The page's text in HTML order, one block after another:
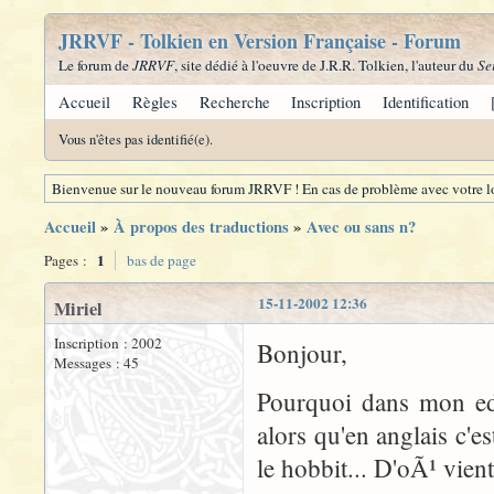
JRRVF - Tolkien en Version Française - Forum
Le forum deJRRVF, site dédié à l'oeuvre de J.R.R. Tolkien, l'auteur du
Accueil Règles Recherche Inscription Identification
Vous n'êtes pas identifié(e).
Bienvenue sur le nouveau forum JRRVF ! En cas de problème avec
Accueil» À propos des traductions» Avec ou sans n?
Pages : 1 bas de page
15-11-2002 12:36
Miriel
Inscription : 2002
Messages : 45
Bonjour,
Pourquoi dans mon
alors qu'en anglais
le hobbit... D'oÃ¹